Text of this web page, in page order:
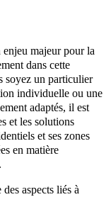
enjeu majeur pour la
dans cette
soyez un particulier
individuelle ou une
adaptés, il est
et les solutions
et ses zones
en matière
.
aspects liés à